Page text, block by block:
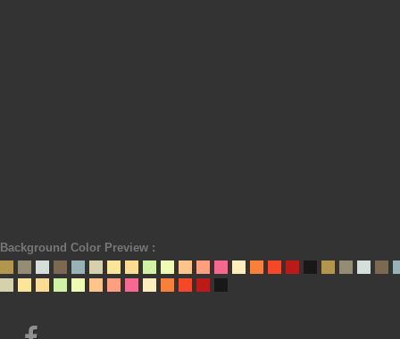
Background Color Preview :